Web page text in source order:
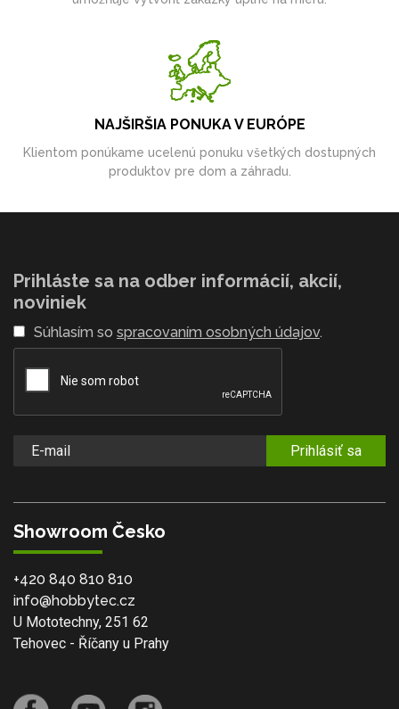
NAJŠIRŠIA PONUKA V EURÓPE
Klientom ponúkame ucelenú ponuku všetkých dostupných
produktov pre dom a záhradu.
Prihláste sa na odber informácií, akcií,
noviniek
Súhlasím so spracovaním osobných údajov.
Prihlásiť sa
Showroom Česko
+420 840 810 810
info@hobbytec.cz
U Mototechny, 251 62
Tehovec - Říčany u Prahy